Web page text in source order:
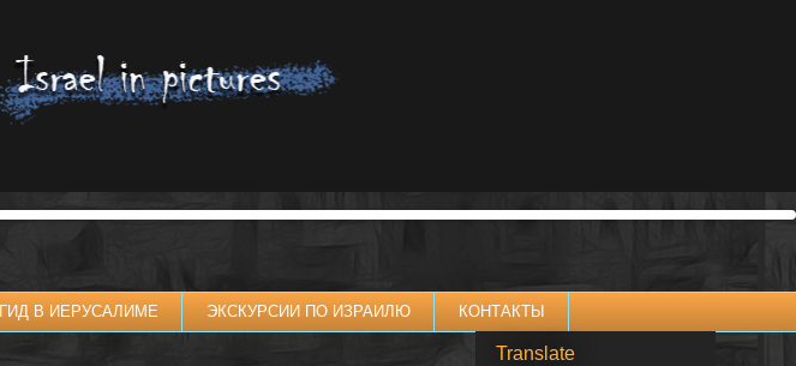
ГИД В ИЕРУСАЛИМЕ ЭКСКУРСИИ ПО ИЗРАИЛЮ КОНТАКТЫ
Translate